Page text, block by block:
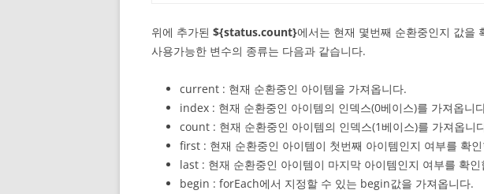
위에 추가된 ${status.count}에서는 현재 몇번째 순환중인지 값을
사용가능한 변수의 종류는 다음과 같습니다.
current : 현재 순환중인 아이템을 가져옵니다.
index : 현재 순환중인 아이템의 인덱스(0베이스)를 가져옵니
count : 현재 순환중인 아이템의 인덱스(1베이스)를 가져옵니
first : 현재 순환중인 아이템이 첫번째 아이템인지 여부를 확
last : 현재 순환중인 아이템이 마지막 아이템인지 여부를 확
begin : forEach에서 지정할 수 있는 begin값을 가져옵니다.